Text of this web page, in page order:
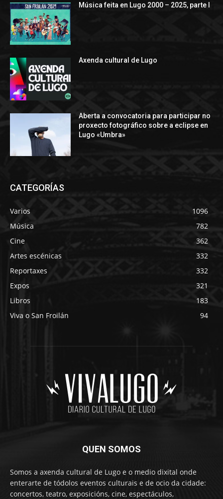
Música feita en Lugo 2000 – 2025, parte I
Axenda cultural de Lugo
Aberta a convocatoria para participar no
proxecto fotográfico sobre a eclipse en
Lugo «Umbra»
CATEGORÍAS
Varios
1096
Música
782
Cine
362
Artes escénicas
332
Reportaxes
332
Expos
321
Libros
183
Viva o San Froilán
94
QUEN SOMOS
Somos a axenda cultural de Lugo e o medio dixital onde
enterarte de tódolos eventos culturais e de ocio da cidade:
concertos, teatro, exposicións, cine, espectáculos,